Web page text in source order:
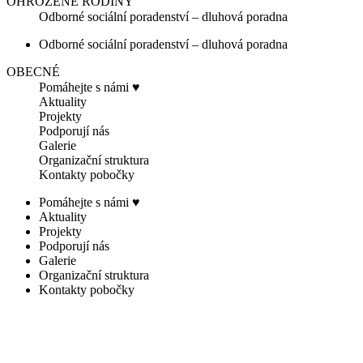
Odborné sociální poradenství – dluhová poradna
Odborné sociální poradenství – dluhová poradna
OBECNÉ
Pomáhejte s námi ♥
Aktuality
Projekty
Podporují nás
Galerie
Organizační struktura
Kontakty pobočky
Pomáhejte s námi ♥
Aktuality
Projekty
Podporují nás
Galerie
Organizační struktura
Kontakty pobočky